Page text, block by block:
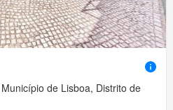
de Lisboa, Distrito de